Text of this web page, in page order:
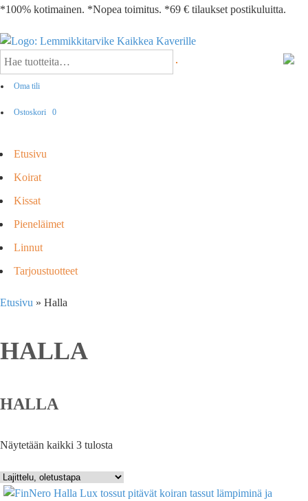
*100% kotimainen. *Nopea toimitus. *69 € tilaukset postikuluitta.
Oma tili
Ostoskori 0
Etusivu
Koirat
Kissat
Pieneläimet
Linnut
Tarjoustuotteet
Etusivu » Halla
HALLA
HALLA
Näytetään kaikki 3 tulosta